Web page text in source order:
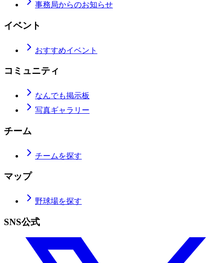
事務局からのお知らせ
イベント
おすすめイベント
コミュニティ
なんでも掲示板
写真ギャラリー
チーム
チームを探す
マップ
野球場を探す
SNS公式